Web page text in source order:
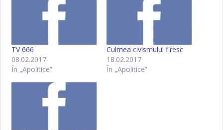
TV 666
08.02.2017
În „Apolitice”
Culmea civismului firesc
18.02.2017
În „Apolitice”